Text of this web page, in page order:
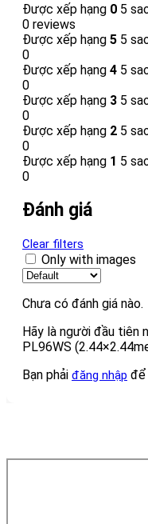
Được xếp hạng 0 5
0 reviews
Được xếp hạng 5 5
0
Được xếp hạng 4 5
0
Được xếp hạng 3 5
0
Được xếp hạng 2 5
0
Được xếp hạng 1 5
0
Đánh giá
Clear filters
Only with images
Chưa có đánh giá nào.
Hãy là người đầu tiên
PL96WS
Bạn phải đăng nhập để